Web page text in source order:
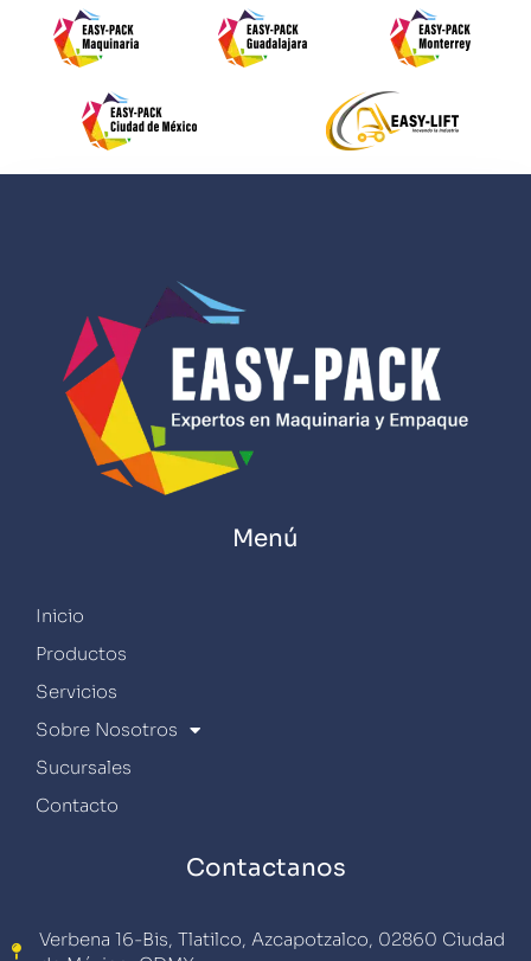
Menú
Inicio
Productos
Servicios
Sobre Nosotros
Sucursales
Contacto
Contactanos
Verbena 16-Bis, Tlatilco, Azcapotzalco, 02860 Ciudad